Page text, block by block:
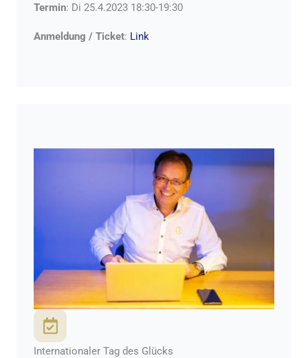
Termin: Di 25.4.2023 18:30-19:30
Anmeldung / Ticket: Link
Internationaler Tag des Glücks